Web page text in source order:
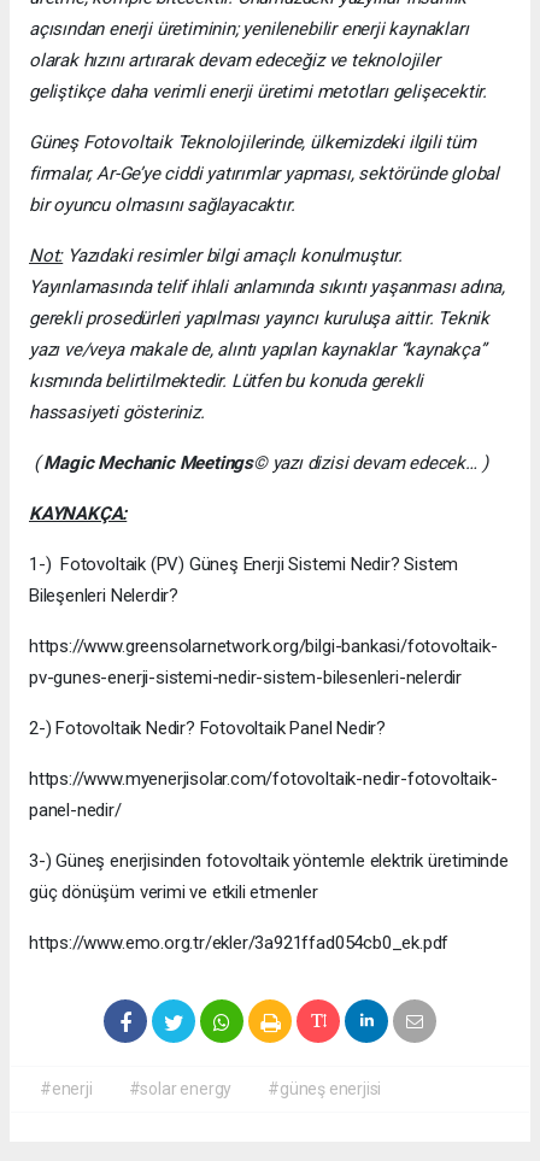
açısından enerji üretiminin; yenilenebilir enerji kaynakları
olarak hızını artırarak devam edeceğiz ve teknolojiler
geliştikçe daha verimli enerji üretimi metotları gelişecektir.
Güneş Fotovoltaik Teknolojilerinde, ülkemizdeki ilgili tüm
firmalar, Ar-Ge’ye ciddi yatırımlar yapması, sektöründe global
bir oyuncu olmasını sağlayacaktır.
Not:Yazıdaki resimler bilgi amaçlı konulmuştur.
Yayınlamasında telif ihlali anlamında sıkıntı yaşanması adına,
gerekli prosedürleri yapılması yayıncı kuruluşa aittir. Teknik
yazı ve/veya makale de, alıntı yapılan kaynaklar “kaynakça”
kısmında belirtilmektedir. Lütfen bu konuda gerekli
hassasiyeti gösteriniz.
(Magic Mechanic Meetings© yazı dizisi devam edecek… )
KAYNAKÇA:
1-) Fotovoltaik (PV) Güneş Enerji Sistemi Nedir? Sistem
Bileşenleri Nelerdir?
https://www.greensolarnetwork.org/bilgi-bankasi/fotovoltaik-
pv-gunes-enerji-sistemi-nedir-sistem-bilesenleri-nelerdir
2-) Fotovoltaik Nedir? Fotovoltaik Panel Nedir?
https://www.myenerjisolar.com/fotovoltaik-nedir-fotovoltaik-
panel-nedir/
3-) Güneş enerjisinden fotovoltaik yöntemle elektrik üretiminde
güç dönüşüm verimi ve etkili etmenler
https://www.emo.org.tr/ekler/3a921ffad054cb0_ek.pdf
#enerji #solar energy #güneş enerjisi